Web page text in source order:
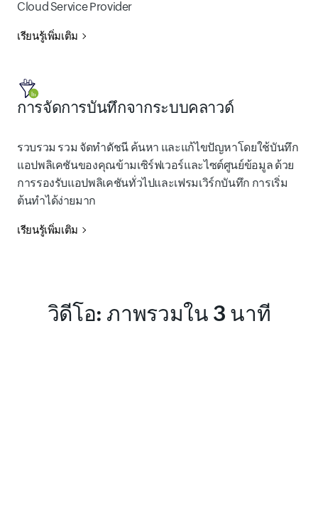
Cloud Service Provider
เรียนรู้เพิ่มเติม
การจัดการบันทึกจากระบบคลาวด์
รวบรวม รวม จัดทำดัชนี ค้นหา และแก้ไขปัญหาโดยใช้บันทึก
แอปพลิเคชันของคุณข้ามเซิร์ฟเวอร์และไซต์ศูนย์ข้อมูล ด้วย
การรองรับแอปพลิเคชันทั่วไปและเฟรมเวิร์กบันทึก การเริ่ม
ต้นทำได้ง่ายมาก
เรียนรู้เพิ่มเติม
วิดีโอ: ภาพรวมใน 3 นาที